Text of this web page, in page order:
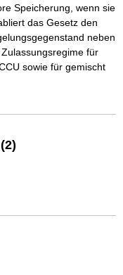
Speicherung, wenn sie
das Gesetz den
neben
für
sowie für gemischt